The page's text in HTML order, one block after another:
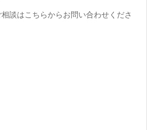
談はこちらからお問い合わせくださ